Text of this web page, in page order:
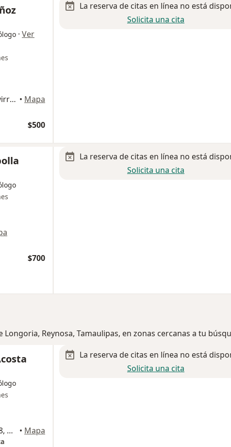
· Ver
Avenida José Zertuche 1020 colonia virreyes (A 3 cuadras del soriana ribereña), Reynosa • Mapa
$500
La reserva de citas en línea no está
Solicita una cita
$700
La reserva de citas en línea no está
Solicita una cita
Reynosa, Tamaulipas, en zonas cercanas a tu
Carretera Ribereña 1000, Interior 118, Reynosa • Mapa
La reserva de citas en línea no está
Solicita una cita